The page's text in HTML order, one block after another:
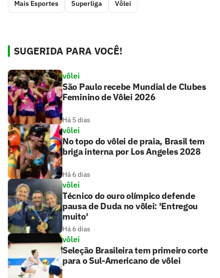
Mais Esportes Superliga Vôlei
SUGERIDA PARA VOCÊ!
vôlei
São Paulo recebe Mundial de Clubes
Feminino de Vôlei 2026
Há 5 dias
vôlei
No topo do vôlei de praia, Brasil tem
briga interna por Los Angeles 2028
Há 6 dias
vôlei
Técnico do ouro olímpico defende
pausa de Duda no vôlei: 'Entregou
muito'
Há 6 dias
vôlei
Seleção Brasileira tem primeiro corte
para o Sul-Americano de vôlei